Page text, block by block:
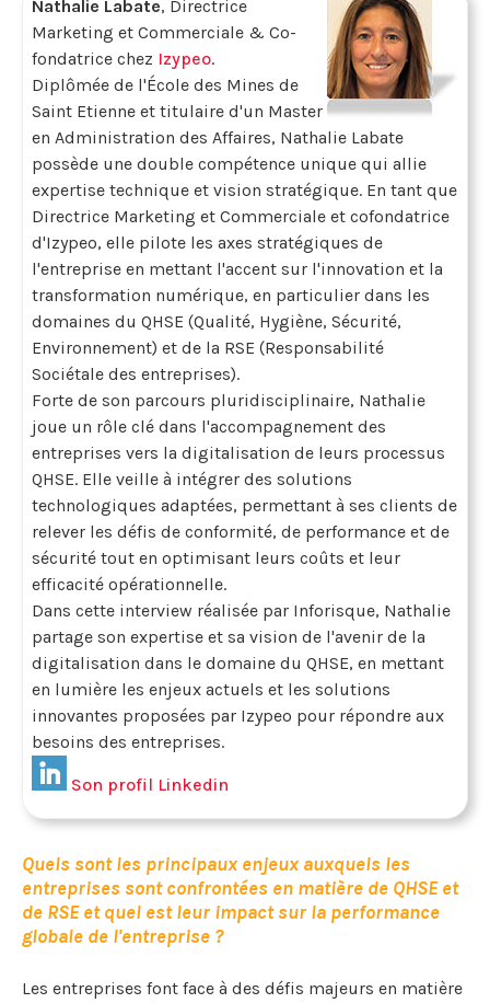
Nathalie Labate, Directrice
Marketing et Commerciale & Co-
fondatrice chez Izypeo.
Diplômée de l'École des Mines de
Saint Etienne et titulaire d'un Master
en Administration des Affaires, Nathalie Labate
possède une double compétence unique qui allie
expertise technique et vision stratégique. En tant que
Directrice Marketing et Commerciale et cofondatrice
d'Izypeo, elle pilote les axes stratégiques de
l'entreprise en mettant l'accent sur l'innovation et la
transformation numérique, en particulier dans les
domaines du QHSE (Qualité, Hygiène, Sécurité,
Environnement) et de la RSE (Responsabilité
Sociétale des entreprises).
Forte de son parcours pluridisciplinaire, Nathalie
joue un rôle clé dans l'accompagnement des
entreprises vers la digitalisation de leurs processus
QHSE. Elle veille à intégrer des solutions
technologiques adaptées, permettant à ses clients de
relever les défis de conformité, de performance et de
sécurité tout en optimisant leurs coûts et leur
efficacité opérationnelle.
Dans cette interview réalisée par Inforisque, Nathalie
partage son expertise et sa vision de l'avenir de la
digitalisation dans le domaine du QHSE, en mettant
en lumière les enjeux actuels et les solutions
innovantes proposées par Izypeo pour répondre aux
besoins des entreprises.
Son profil Linkedin
Quels sont les principaux enjeux auxquels les
entreprises sont confrontées en matière de QHSE et
de RSE et quel est leur impact sur la performance
globale de l'entreprise ?
Les entreprises font face à des défis majeurs en matière